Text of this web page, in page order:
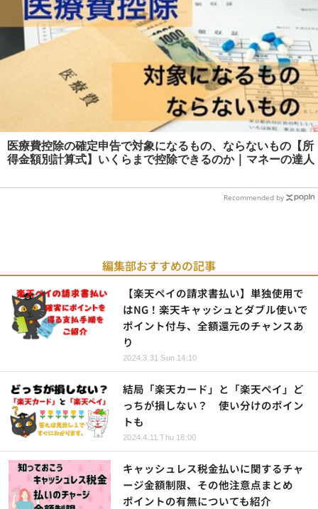
医療費控除の確定申告で対象になるもの、ならないもの【所
得金額別計算式】いくらまで控除できるのか | マネーの達人
Recommended by
編集部おすすめの記事
【楽天ペイの請求書払い】単独使用で
はNG！楽天キャッシュとダブル使いで
ポイント付与、全額還元のチャンスあ
り
2024.3.31 Sun 14:10
結局「楽天カード」と「楽天ペイ」ど
っちが損しない？ 使い分けのポイン
トも
2024.4.11 Thu 18:00
キャッシュレス税金払いに関するチャ
ージ金額制限、その他注意点まとめ
ポイントの有無についても紹介